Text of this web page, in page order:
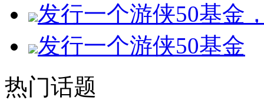
发行一个游侠50基金
发行一个游侠50基金
热门话题